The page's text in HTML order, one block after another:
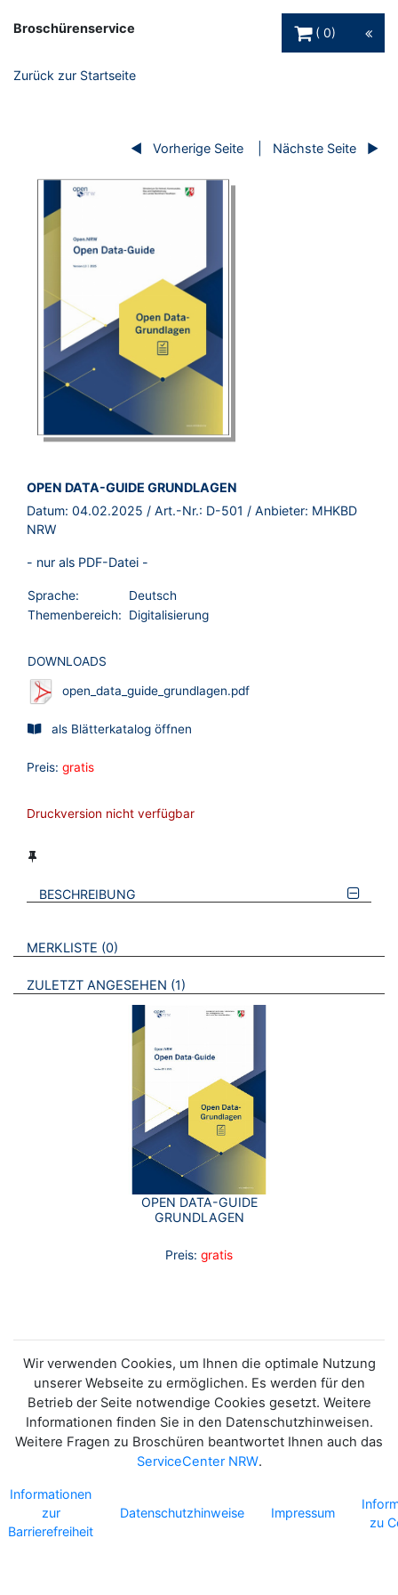
Broschürenservice
0
Zurück zur Startseite
Vorherige Seite Nächste Seite
BROSCHÜRE:
OPEN DATA-GUIDE GRUNDLAGEN
Datum: 04.02.2025 / Art.-Nr.: D-501 / Anbieter: MHKBD
NRW
- nur als PDF-Datei -
Sprache:
Deutsch
Themenbereich:
Digitalisierung
DOWNLOADS
open_data_guide_grundlagen.pdf
als Blätterkatalog öffnen
Preis: gratis
Druckversion nicht verfügbar
BESCHREIBUNG
VERWEISE AUF VERMERKTE- ODER ZULETZT ANGESEHENE
MERKLISTE 0 BROSCHÜREN
ZULETZT ANGESEHEN 1 BROSCHÜREN
OPEN DATA-GUIDE
GRUNDLAGEN
Preis: gratis
Wir verwenden Cookies, um Ihnen die optimale Nutzung
unserer Webseite zu ermöglichen. Es werden für den
Betrieb der Seite notwendige Cookies gesetzt. Weitere
Informationen finden Sie in den Datenschutzhinweisen.
Weitere Fragen zu Broschüren beantwortet Ihnen auch das
ServiceCenter NRW.
Informationen
zur
Barrierefreiheit
Datenschutzhinweise Impressum
zu